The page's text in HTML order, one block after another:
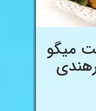
میگو